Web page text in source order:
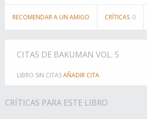
RECOMENDAR A UN AMIGO CRÍTICAS 0
CITAS DE BAKUMAN VOL. 5
LIBRO SIN CITASAÑADIR CITA
CRÍTICAS PARA ESTE LIBRO